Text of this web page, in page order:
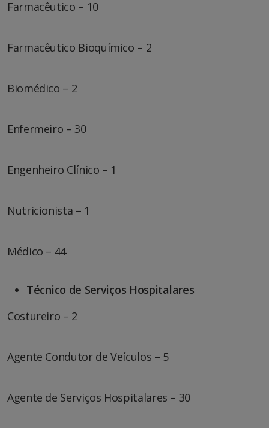
Farmacêutico – 10
Farmacêutico Bioquímico – 2
Biomédico – 2
Enfermeiro – 30
Engenheiro Clínico – 1
Nutricionista – 1
Médico – 44
Técnico de Serviços Hospitalares
Costureiro – 2
Agente Condutor de Veículos – 5
Agente de Serviços Hospitalares – 30